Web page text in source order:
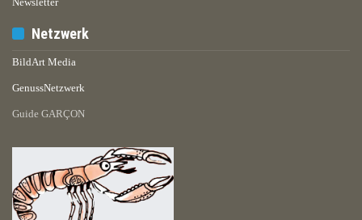
Netzwerk
BildArt Media
GenussNetzwerk
Guide GARÇON